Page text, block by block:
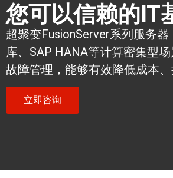
您可以信赖的IT
超聚变FusionServer系列服务
库、SAP HANA等计算密集型
故障管理，能够有效降低成本、
立即咨询